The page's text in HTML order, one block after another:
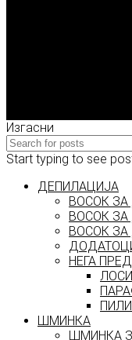
Изгасни
Start typing to see
ДЕПИЛАЦИЈА
ВОСОК ЗА
ВОСОК
ВОСОК
НЕГА
ШМИНКА
ШМИНКА